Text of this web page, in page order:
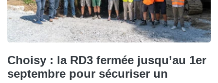
Choisy : la RD3 fermée jusqu’au 1er
septembre pour sécuriser un